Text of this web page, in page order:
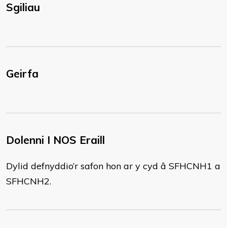
Sgiliau
Geirfa
Dolenni I NOS Eraill
Dylid defnyddio’r safon hon ar y cyd â SFHCNH1 a
SFHCNH2.